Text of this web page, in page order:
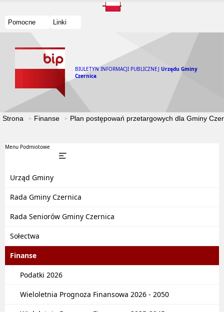
Pomocne Linki
BIULETYN INFORMACJI PUBLICZNEJ Urzędu Gminy
Czernica
Strona Finanse Plan postępowań przetargowych dla Gminy
Menu Podmiotowe
Urząd Gminy
Rada Gminy Czernica
Rada Seniorów Gminy Czernica
Sołectwa
Finanse
Podatki 2026
Wieloletnia Prognoza Finansowa 2026 - 2050